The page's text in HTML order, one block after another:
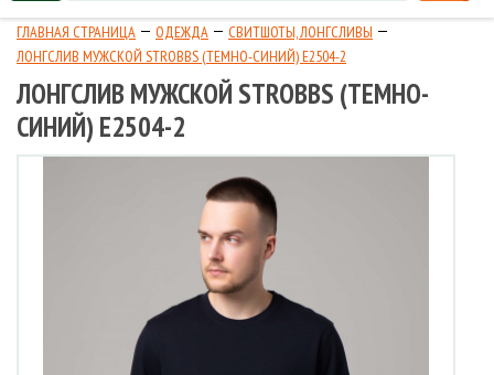
ГЛАВНАЯ СТРАНИЦА ОДЕЖДА
СВИТШОТЫ, ЛОНГСЛИВЫ
ЛОНГСЛИВ МУЖСКОЙ STROBBS (ТЕМНО-СИНИЙ) Е2504-2
ЛОНГСЛИВ МУЖСКОЙ STROBBS (ТЕМНО-
СИНИЙ) Е2504-2